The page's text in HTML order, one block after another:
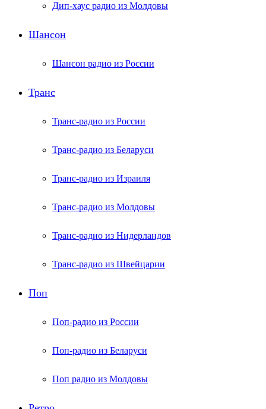
Дип-хаус радио из Молдовы
Шансон
Шансон радио из России
Транс
Транс-радио из России
Транс-радио из Беларуси
Транс-радио из Израиля
Транс-радио из Молдовы
Транс-радио из Нидерландов
Транс-радио из Швейцарии
Поп
Поп-радио из России
Поп-радио из Беларуси
Поп радио из Молдовы